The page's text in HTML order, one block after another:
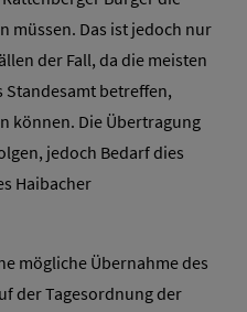
müssen. Das ist jedoch nur
der Fall, da die meisten
Standesamt betreffen,
können. Die Übertragung
jedoch Bedarf dies
Haibacher
mögliche Übernahme des
der Tagesordnung der